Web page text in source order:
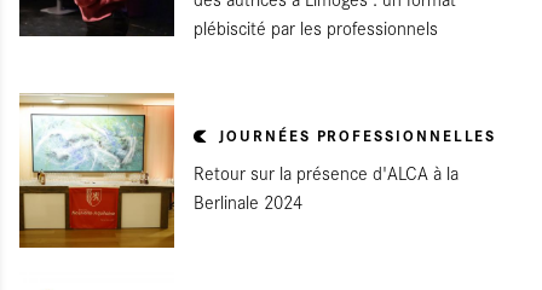
plébiscité par les professionnels
JOURNÉES PROFESSIONNELLES
Retour sur la présence d'ALCA à la
Berlinale 2024